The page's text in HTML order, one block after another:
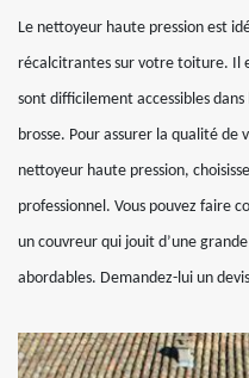
Le nettoyeur haute pression est
récalcitrantes sur votre toiture. Il
sont difficilement accessibles
brosse. Pour assurer la qualité
nettoyeur haute pression,
professionnel. Vous pouvez faire
un couvreur qui jouit d’une
abordables. Demandez-lui un